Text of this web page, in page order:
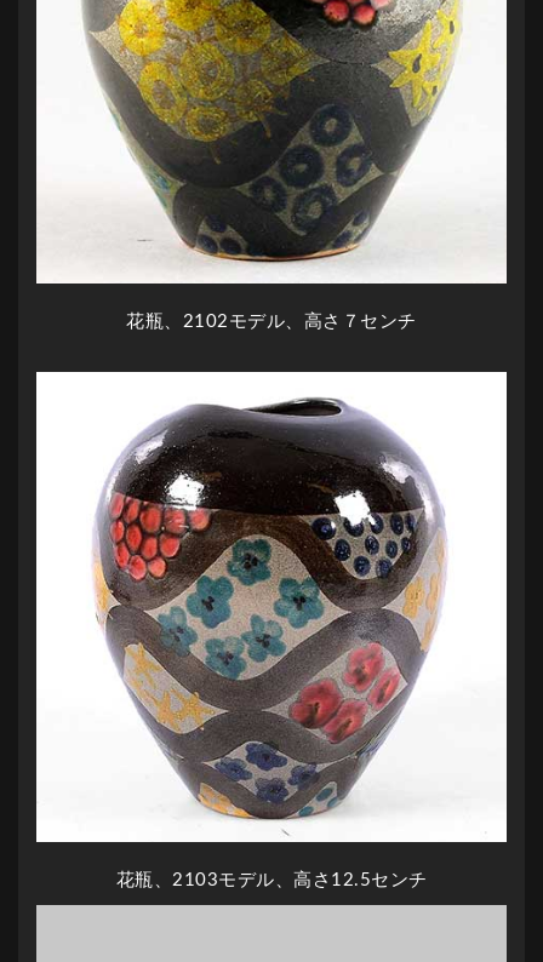
花瓶、2102モデル、高さ７センチ
花瓶、2103モデル、高さ12.5センチ